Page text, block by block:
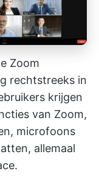
Zoom
rechtstreeks in
krijgen
van Zoom,
microfoons
allemaal